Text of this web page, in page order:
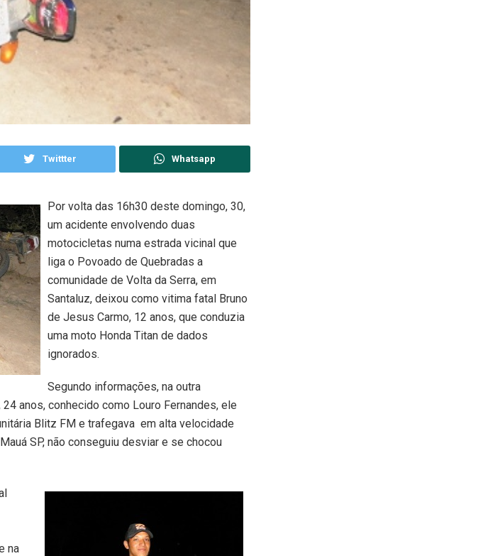
Twittter Whatsapp
Por volta das 16h30 deste domingo, 30,
um acidente envolvendo duas
motocicletas numa estrada vicinal que
liga o Povoado de Quebradas a
comunidade de Volta da Serra, em
Santaluz, deixou como vitima fatal Bruno
de Jesus Carmo, 12 anos, que conduzia
uma moto Honda Titan de dados
ignorados.
Segundo informações, na outra
anos, conhecido como Louro Fernandes, ele
Blitz FM e trafegava em alta velocidade
SP, não conseguiu desviar e se chocou
na